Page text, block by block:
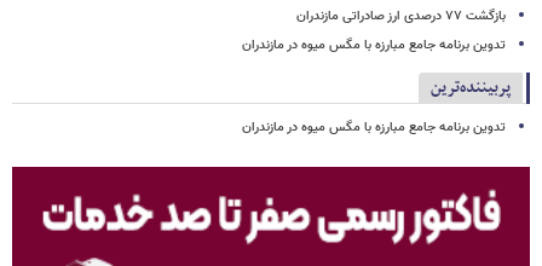
بازگشت ۷۷ درصدی ارز صادراتی مازندران
تدوین برنامه جامع مبارزه با مگس میوه در مازندران
پربیننده‌ترین
تدوین برنامه جامع مبارزه با مگس میوه در مازندران